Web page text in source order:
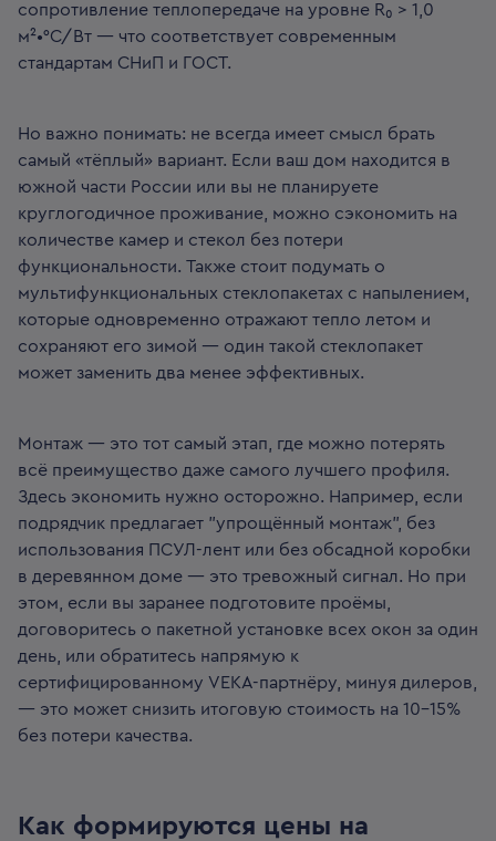
сопротивление теплопередаче на уровне R₀ > 1,0
м²•°С/Вт — что соответствует современным
стандартам СНиП и ГОСТ.
Но важно понимать: не всегда имеет смысл брать
самый «тёплый» вариант. Если ваш дом находится в
южной части России или вы не планируете
круглогодичное проживание, можно сэкономить на
количестве камер и стекол без потери
функциональности. Также стоит подумать о
мультифункциональных стеклопакетах с напылением,
которые одновременно отражают тепло летом и
сохраняют его зимой — один такой стеклопакет
может заменить два менее эффективных.
Монтаж — это тот самый этап, где можно потерять
всё преимущество даже самого лучшего профиля.
Здесь экономить нужно осторожно. Например, если
подрядчик предлагает "упрощённый монтаж", без
использования ПСУЛ-лент или без обсадной коробки
в деревянном доме — это тревожный сигнал. Но при
этом, если вы заранее подготовите проёмы,
договоритесь о пакетной установке всех окон за один
день, или обратитесь напрямую к
сертифицированному VEKA-партнёру, минуя дилеров,
— это может снизить итоговую стоимость на 10–15%
без потери качества.
Как формируются цены на